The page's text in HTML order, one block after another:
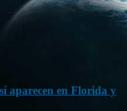
aparecen en Florida y